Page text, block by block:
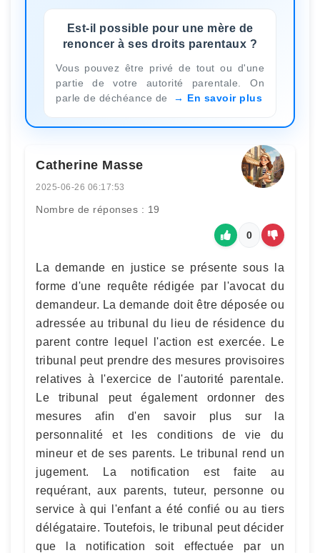
Est-il possible pour une mère de
renoncer à ses droits parentaux ?
Vous pouvez être privé de tout ou d'une
partie de votre autorité parentale. On
parle de déchéance de
En savoir plus
Catherine Masse
2025-06-26 06:17:53
Nombre de réponses : 19
0
La demande en justice se présente sous la
forme d'une requête rédigée par l'avocat du
demandeur. La demande doit être déposée ou
adressée au tribunal du lieu de résidence du
parent contre lequel l'action est exercée. Le
tribunal peut prendre des mesures provisoires
relatives à l'exercice de l'autorité parentale.
Le tribunal peut également ordonner des
mesures afin d'en savoir plus sur la
personnalité et les conditions de vie du
mineur et de ses parents. Le tribunal rend un
jugement. La notification est faite au
requérant, aux parents, tuteur, personne ou
service à qui l'enfant a été confié ou au tiers
délégataire. Toutefois, le tribunal peut décider
que la notification soit effectuée par un